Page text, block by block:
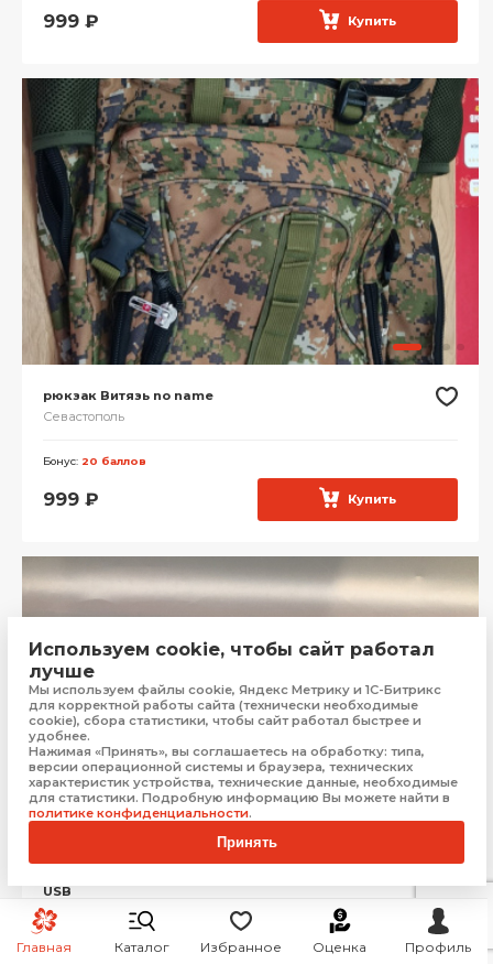
Главная Каталог Избранное Оценка Профиль
999 ₽ Купить
рюкзак Витязь no name
Севастополь
Бонус: 20 баллов
999 ₽ Купить
USB
Севастополь
90 баллов
Используем cookie, чтобы сайт работал
лучше
Мы используем файлы cookie, Яндекс Метрику и 1С-Битрикс
для корректной работы сайта (технически необходимые
cookie), сбора статистики, чтобы сайт работал быстрее и
удобнее.
Нажимая «Принять», вы соглашаетесь на обработку: типа,
версии операционной системы и браузера, технических
характеристик устройства, технические данные, необходимые
для статистики. Подробную информацию Вы можете найти в
политике конфиденциальности.
Принять